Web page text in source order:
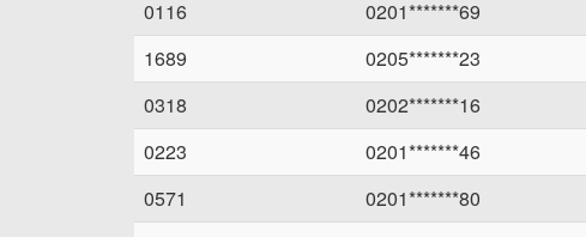
0116
0201*******69
1689
0205*******23
0318
0202*******16
0223
0201*******46
0571
0201*******80